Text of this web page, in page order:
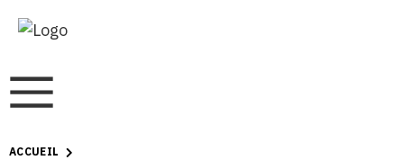
ACCUEIL